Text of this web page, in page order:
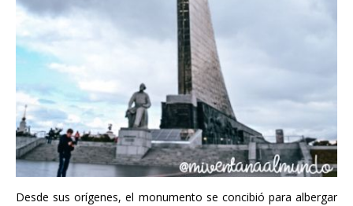
Desde sus orígenes, el monumento se concibió para albergar